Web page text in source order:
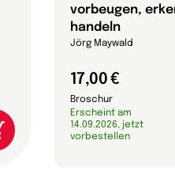
vorbeugen,
handeln
Jörg Maywald
17,00 €
Broschur
Erscheint am
14.09.2026, jetzt
vorbestellen